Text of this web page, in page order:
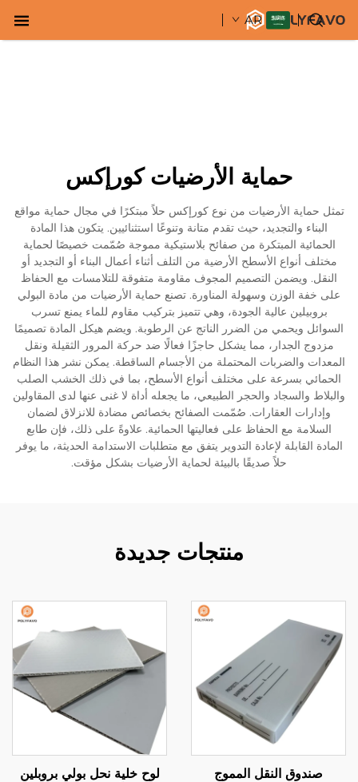
AR
حماية الأرضيات كورإكس
تمثل حماية الأرضيات من نوع كورإكس حلاً مبتكرًا في مجال حماية مواقع
البناء والتجديد، حيث تقدم متانة وتنوعًا استثنائيين. يتكون هذا المادة
الحمائية المبتكرة من صفائح بلاستيكية مموجة صُمّمت خصيصًا لحماية
مختلف أنواع الأسطح الأرضية من التلف أثناء أعمال البناء أو التجديد أو
النقل. ويضمن التصميم المجوف مقاومة متفوقة للتلامسات مع الحفاظ
على خفة الوزن وسهولة المناورة. تصنع حماية الأرضيات من مادة البولي
بروبيلين عالية الجودة، وهي تتميز بتركيب مقاوم للماء يمنع تسرب
السوائل ويحمي من الضرر الناتج عن الرطوبة. ويضم هيكل المادة تصميمًا
مزدوج الجدار، مما يشكل حاجزًا فعالًا ضد حركة المرور الثقيلة ونقل
المعدات والضربات المحتملة من الأجسام الساقطة. يمكن نشر هذا النظام
الحمائي بسرعة على مختلف أنواع الأسطح، بما في ذلك الخشب الصلب
والبلاط والسجاد والحجر الطبيعي، ما يجعله أداة لا غنى عنها لدى المقاولين
وإدارات العقارات. صُمّمت الصفائح بخصائص مضادة للانزلاق لضمان
السلامة مع الحفاظ على فعاليتها الحمائية. علاوةً على ذلك، فإن طابع
المادة القابلة لإعادة التدوير يتفق مع متطلبات الاستدامة الحديثة، ما يوفر
حلاً صديقًا بالبيئة لحماية الأرضيات بشكل مؤقت.
منتجات جديدة
صندوق النقل المموج
لوح خلية نحل بولي بروبلين